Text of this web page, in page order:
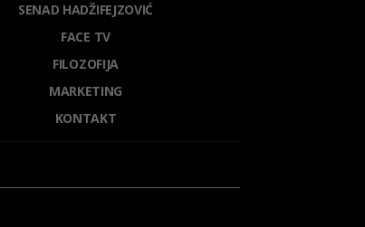
SENAD HADŽIFEJZOVIĆ
FACE TV
FILOZOFIJA
MARKETING
KONTAKT